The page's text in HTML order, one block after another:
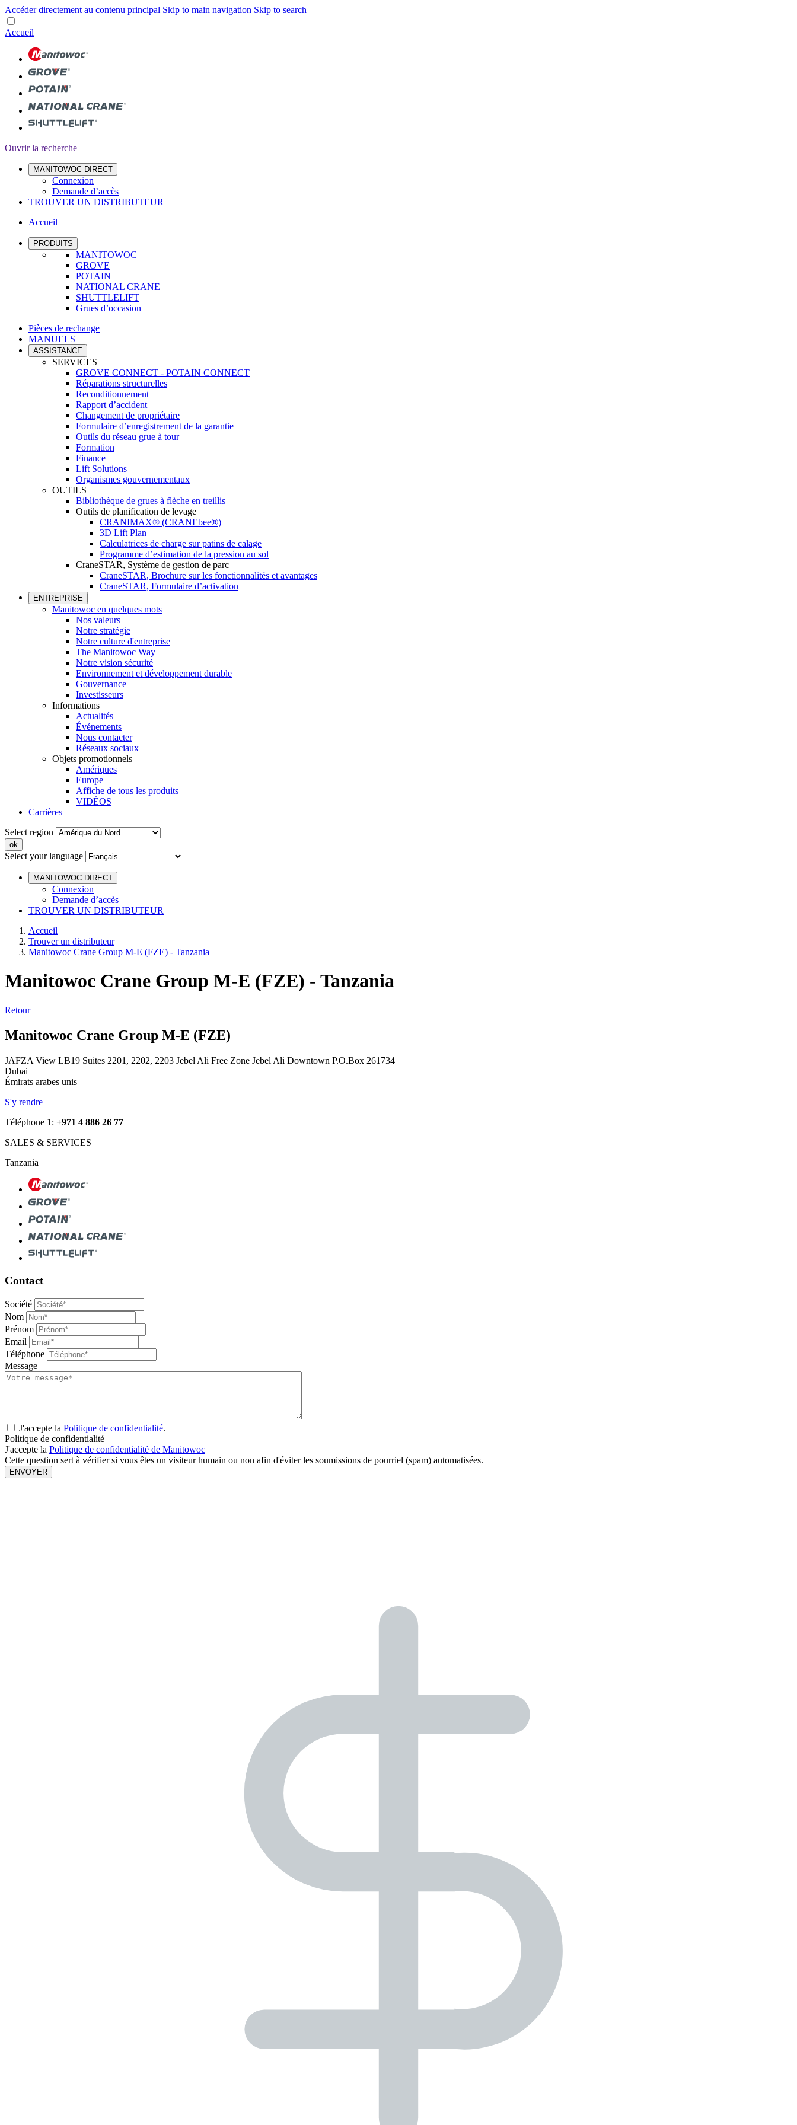
Accéder directement au contenu principal Skip to main navigation Skip to search
Accueil
Ouvrir la recherche
MANITOWOC DIRECT
Connexion
Demande d’accès
TROUVER UN DISTRIBUTEUR
Accueil
PRODUITS
MANITOWOC
GROVE
POTAIN
NATIONAL CRANE
SHUTTLELIFT
Grues d’occasion
Pièces de rechange
MANUELS
ASSISTANCE
SERVICES
GROVE CONNECT - POTAIN CONNECT
Réparations structurelles
Reconditionnement
Rapport d’accident
Changement de propriétaire
Formulaire d’enregistrement de la garantie
Outils du réseau grue à tour
Formation
Finance
Lift Solutions
Organismes gouvernementaux
OUTILS
Bibliothèque de grues à flèche en treillis
Outils de planification de levage
CRANIMAX® (CRANEbee®)
3D Lift Plan
Calculatrices de charge sur patins de calage
Programme d’estimation de la pression au sol
CraneSTAR, Système de gestion de parc
CraneSTAR, Brochure sur les fonctionnalités et avantages
CraneSTAR, Formulaire d’activation
ENTREPRISE
Manitowoc en quelques mots
Nos valeurs
Notre stratégie
Notre culture d'entreprise
The Manitowoc Way
Notre vision sécurité
Environnement et développement durable
Gouvernance
Investisseurs
Informations
Actualités
Événements
Nous contacter
Réseaux sociaux
Objets promotionnels
Amériques
Europe
Affiche de tous les produits
VIDÉOS
Carrières
Select region
Select your language
MANITOWOC DIRECT
Connexion
Demande d’accès
TROUVER UN DISTRIBUTEUR
Accueil
Trouver un distributeur
Manitowoc Crane Group M-E (FZE) - Tanzania
Manitowoc Crane Group M-E (FZE) - Tanzania
Retour
Manitowoc Crane Group M-E (FZE)
JAFZA View LB19 Suites 2201, 2202, 2203 Jebel Ali Free Zone Jebel Ali Downtown P.O.Box 261734
Dubai
Émirats arabes unis
S'y rendre
Téléphone 1: +971 4 886 26 77
SALES & SERVICES
Tanzania
Contact
Société
Nom
Prénom
Email
Téléphone
Message
J'accepte la Politique de confidentialité.
Politique de confidentialité
J'accepte la Politique de confidentialité de Manitowoc
Cette question sert à vérifier si vous êtes un visiteur humain ou non afin d'éviter les soumissions de pourriel (spam) automatisées.